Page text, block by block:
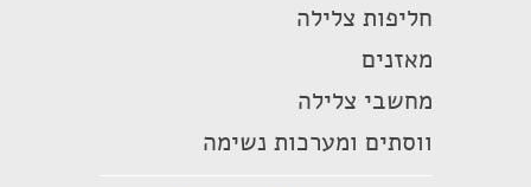
חליפות צלילה
מאזנים
מחשבי צלילה
ווסתים ומערכות נשימה